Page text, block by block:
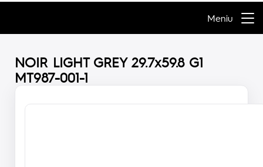
Meniu
NOIR LIGHT GREY 29.7x59.8 G1
MT987-001-1